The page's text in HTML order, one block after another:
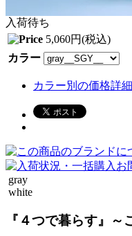
入荷待ち
5,060円(税込)
カラー
カラー別の価格詳
gray
white
『４つで暮らす』